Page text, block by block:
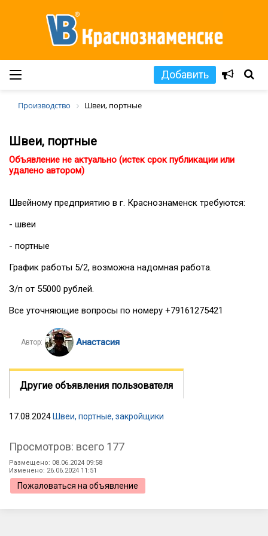
Добавить
Производство Швеи, портные
Швеи, портные
Объявление не актуально (истек срок публикации или
удалено автором)
Швейному предприятию в г. Краснознаменск требуются:
- швеи
- портные
График работы 5/2, возможна надомная работа.
З/п от 55000 рублей.
Все уточняющие вопросы по номеру +79161275421
Автор: Анастасия
Другие объявления пользователя
17.08.2024Швеи, портные, закройщики
Просмотров: всего 177
Размещено: 08.06.2024 09:58
Изменено: 26.06.2024 11:51
Пожаловаться на объявление